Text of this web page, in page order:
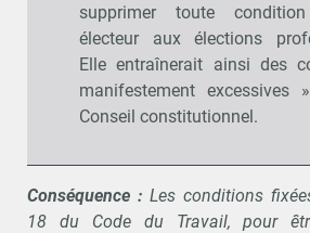
supprimer toute
électeur aux élections
Elle entraînerait ainsi des
manifestement excessives
Conseil constitutionnel.
Conséquence : Les conditions
18 du Code du Travail, pour